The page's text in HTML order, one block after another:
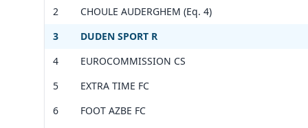
Leaflet|©OpenStreetMapcontributors ©
Leaflet | ©OpenStreetMap
Leaflet |©OpenStreetMap
2
CHOULE AUDERGHEM (Eq. 4)
3
DUDEN SPORT R
4
EUROCOMMISSION CS
5
EXTRA TIME FC
6
FOOT AZBE FC